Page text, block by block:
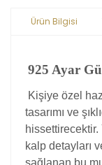
Ürün Bilgisi
925 Ayar
Kişiye özel
tasarımı ve
kalp detayları